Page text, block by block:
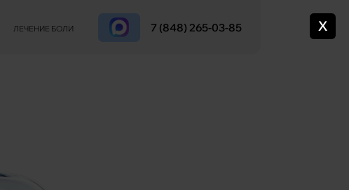
ЛЕЧЕНИЕ БОЛИ 7 (848) 265-03-85 X